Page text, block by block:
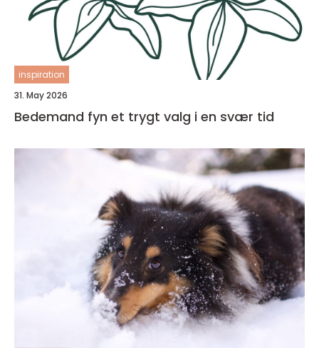
inspiration
31. May 2026
Bedemand fyn et trygt valg i en svær tid